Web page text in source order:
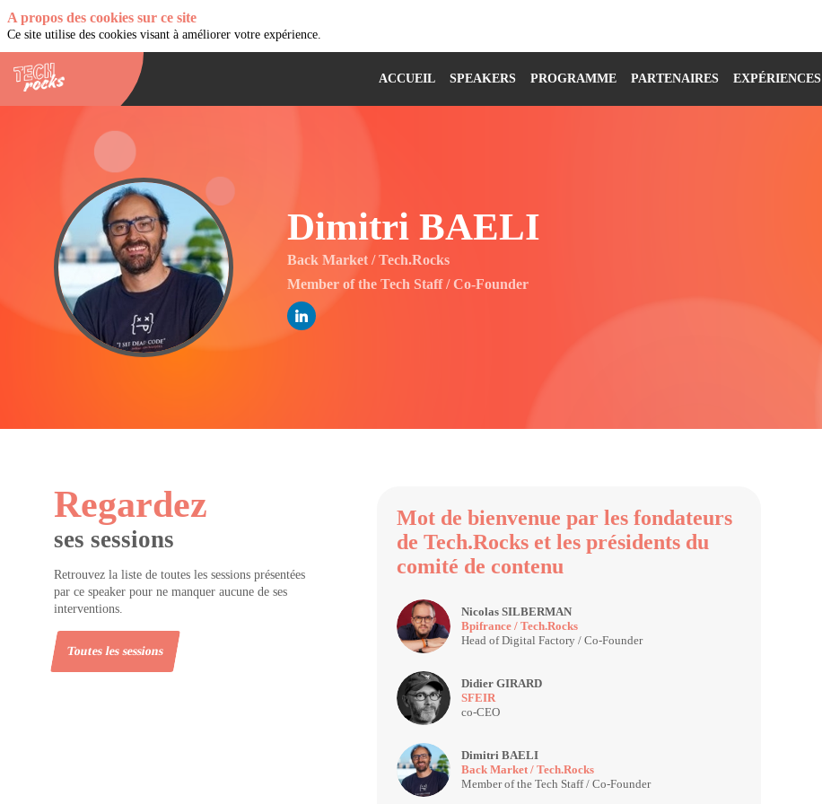
ACCUEIL SPEAKERS PROGRAMME PARTENAIRES EXPÉRIENCES
DB
Dimitri BAELI
Back Market / Tech.Rocks
Member of the Tech Staff / Co-Founder
Regardez
ses sessions
Retrouvez la liste de toutes les sessions présentées
par ce speaker pour ne manquer aucune de ses
interventions.
Toutes les sessions
Mot de bienvenue par les fondateurs
de Tech.Rocks et les présidents du
comité de contenu
NS Nicolas SILBERMAN
Bpifrance / Tech.Rocks
Head of Digital Factory / Co-Founder
DG Didier GIRARD
SFEIR
co-CEO
DB Dimitri BAELI
Back Market / Tech.Rocks
Member of the Tech Staff / Co-Founder
A propos des cookies sur ce site
Ce site utilise des cookies visant à améliorer votre expérience.